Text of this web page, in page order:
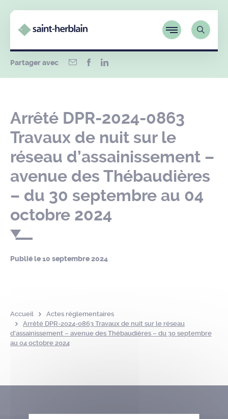
Partager avec
Arrêté DPR-2024-0863
Travaux de nuit sur le
réseau d’assainissement –
avenue des Thébaudières
– du 30 septembre au 04
octobre 2024
Publié le10 septembre 2024
Accueil
Actes réglementaires
Arrêté DPR-2024-0863 Travaux de nuit sur le réseau
d’assainissement – avenue des Thébaudières – du 30 septembre
au 04 octobre 2024